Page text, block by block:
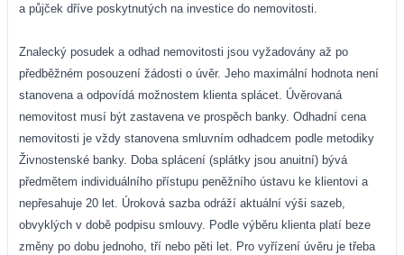
a půjček dříve poskytnutých na investice do nemovitosti.
Znalecký posudek a odhad nemovitosti jsou vyžadovány až po
předběžném posouzení žádosti o úvěr. Jeho maximální hodnota není
stanovena a odpovídá možnostem klienta splácet. Úvěrovaná
nemovitost musí být zastavena ve prospěch banky. Odhadní cena
nemovitosti je vždy stanovena smluvním odhadcem podle metodiky
Živnostenské banky. Doba splácení (splátky jsou anuitní) bývá
předmětem individuálního přístupu peněžního ústavu ke klientovi a
nepřesahuje 20 let. Úroková sazba odráží aktuální výši sazeb,
obvyklých v době podpisu smlouvy. Podle výběru klienta platí beze
změny po dobu jednoho, tří nebo pěti let. Pro vyřízení úvěru je třeba